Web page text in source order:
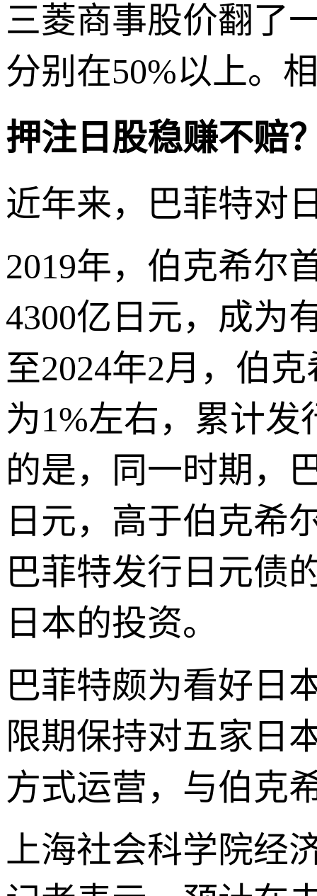
三菱商事股价翻了
分别在50%以上。
押注日股稳赚不赔
近年来，巴菲特对
2019年，伯克希尔
4300亿日元，成为
至2024年2月，伯
为1%左右，累计
的是，同一时期，
日元，高于伯克希
巴菲特发行日元债
日本的投资。
巴菲特颇为看好日
限期保持对五家日
方式运营，与伯克
上海社会科学院经